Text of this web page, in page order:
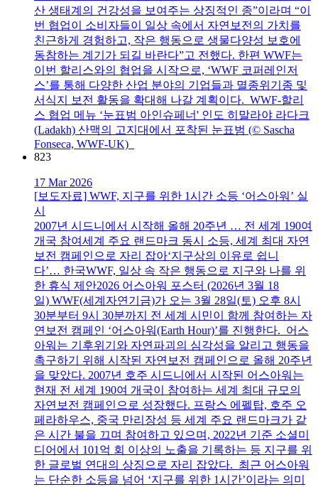
산 생태계의 건강성을 보여주는 상징적인 종”이라며 “이
번 협업이 소비자들이 일상 속에서 자연보전의 가치를
친근하게 경험하고, 작은 행동으로 생물다양성 보호에
동참하는 계기가 되길 바란다”고 전했다. 한편 WWF는
이번 할리스와의 협업을 시작으로, ‘WWF 코퍼레인저
스’를 통해 다양한 산업 분야의 기업들과 멸종위기종 및
서식지 보전 활동을 확대해 나갈 계획이다. WWF-할리
스 협업 메뉴 ‘눈표범 아인슈페너' 인도 히말라야 라다크
(Ladakh) 산맥의 고지대에서 포착된 눈표범 (© Sascha
Fonseca, WWF-UK)
823
17 Mar 2026
[보도자료] WWF, 지구를 위한 1시간 소등 ‘어스아워’ 실
시
2007년 시드니에서 시작해 올해 20주년 … 전 세계 190여
개국 참여세계 주요 랜드마크 동시 소등, 세계 최대 자연
보전 캠페인으로 자리 잡아‘지구상의 이유로 쉽니
다’… 한국WWF, 일상 속 작은 행동으로 지구와 나를 위
한 휴식 제안2026 어스아워 포스터 (2026년 3월 18
일) WWF(세계자연기금)가 오는 3월 28일(토) 오후 8시
30분부터 9시 30분까지 전 세계 시민이 함께 참여하는 자
연보전 캠페인 ‘어스아워(Earth Hour)’를 진행한다. 어스
아워는 기후위기와 자연파괴의 심각성을 알리고 행동을
촉구하기 위해 시작된 자연보전 캠페인으로 올해 20주년
을 맞았다. 2007년 호주 시드니에서 시작된 어스아워는
현재 전 세계 190여 개국이 참여하는 세계 최대 규모의
자연보전 캠페인으로 성장했다. 프랑스 에펠탑, 호주 오
페라하우스, 중국 만리장성 등 세계 주요 랜드마크가 같
은 시간 불을 끄며 참여하고 있으며, 2022년 기준 소셜미
디어에서 101억 회 이상의 노출을 기록하는 등 지구를 위
한 글로벌 연대의 상징으로 자리 잡았다. 최근 어스아워
는 단순한 소등을 넘어 ‘지구를 위한 1시간’이라는 의미